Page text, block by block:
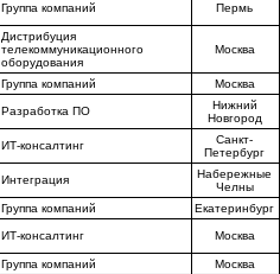
Группа компаний Пермь
Дистрибуция
телекоммуникационного
оборудования
Москва
Группа компаний Москва
Разработка ПО
Нижний
Новгород
ИТ-консалтинг
Санкт-
Петербург
Интеграция
Набережные
Челны
Группа компаний Екатеринбург
ИТ-консалтинг Москва
Группа компаний
Москва